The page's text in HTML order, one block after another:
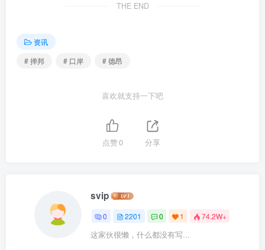
THE END
资讯
# 掸邦
# 口岸 # 德昂
喜欢就支持一下吧
点赞0 分享
svip
0 2201 0 1 74.2W+
这家伙很懒，什么都没有写...